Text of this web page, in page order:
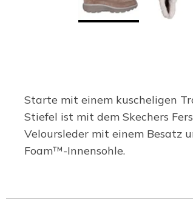
Starte mit einem kuscheligen
Stiefel ist mit dem Skechers
Veloursleder mit einem Besatz
Foam™-Innensohle.